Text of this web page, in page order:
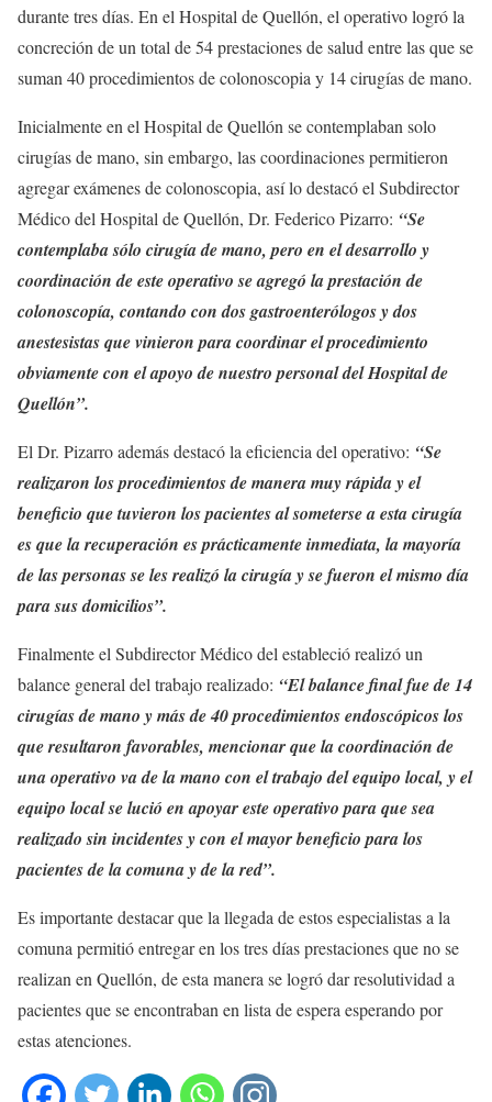
durante tres días. En el Hospital de Quellón, el operativo logró la
concreción de un total de 54 prestaciones de salud entre las que se
suman 40 procedimientos de colonoscopia y 14 cirugías de mano.
Inicialmente en el Hospital de Quellón se contemplaban solo
cirugías de mano, sin embargo, las coordinaciones permitieron
agregar exámenes de colonoscopia, así lo destacó el Subdirector
Médico del Hospital de Quellón, Dr. Federico Pizarro: “Se
contemplaba sólo cirugía de mano, pero en el desarrollo y
coordinación de este operativo se agregó la prestación de
colonoscopía, contando con dos gastroenterólogos y dos
anestesistas que vinieron para coordinar el procedimiento
obviamente con el apoyo de nuestro personal del Hospital de
Quellón”.
El Dr. Pizarro además destacó la eficiencia del operativo: “Se
realizaron los procedimientos de manera muy rápida y el
beneficio que tuvieron los pacientes al someterse a esta cirugía
es que la recuperación es prácticamente inmediata, la mayoría
de las personas se les realizó la cirugía y se fueron el mismo día
para sus domicilios”.
Finalmente el Subdirector Médico del estableció realizó un
balance general del trabajo realizado: “El balance final fue de 14
cirugías de mano y más de 40 procedimientos endoscópicos los
que resultaron favorables, mencionar que la coordinación de
una operativo va de la mano con el trabajo del equipo local, y el
equipo local se lució en apoyar este operativo para que sea
realizado sin incidentes y con el mayor beneficio para los
pacientes de la comuna y de la red”.
Es importante destacar que la llegada de estos especialistas a la
comuna permitió entregar en los tres días prestaciones que no se
realizan en Quellón, de esta manera se logró dar resolutividad a
pacientes que se encontraban en lista de espera esperando por
estas atenciones.